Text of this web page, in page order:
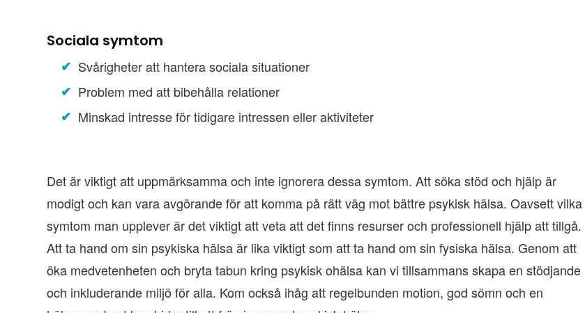
Sociala symtom
Svårigheter att hantera sociala situationer
Problem med att bibehålla relationer
Minskad intresse för tidigare intressen eller aktiviteter
Det är viktigt att uppmärksamma och inte ignorera dessa symtom. Att söka stöd och hjälp är
modigt och kan vara avgörande för att komma på rätt väg mot bättre psykisk hälsa. Oavsett vilka
symtom man upplever är det viktigt att veta att det finns resurser och professionell hjälp att tillgå.
Att ta hand om sin psykiska hälsa är lika viktigt som att ta hand om sin fysiska hälsa. Genom att
öka medvetenheten och bryta tabun kring psykisk ohälsa kan vi tillsammans skapa en stödjande
och inkluderande miljö för alla. Kom också ihåg att regelbunden motion, god sömn och en